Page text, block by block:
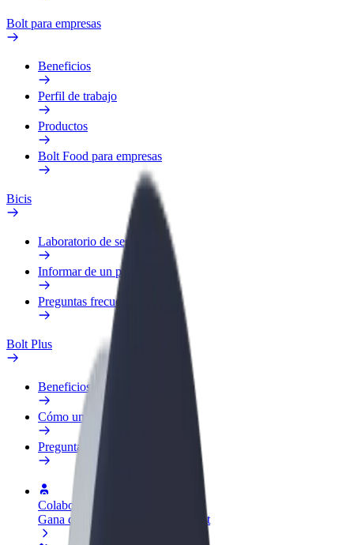
Bolt para empresas
Beneficios
Perfil de trabajo
Productos
Bolt Food para empresas
Bicis
Laboratorio de seguridad
Informar de un problema
Preguntas frecuentes
Bolt Plus
Beneficios
Cómo unirse
Preguntas frecuentes
Colaborar como conductor
Gana dinero colaborando con Bolt